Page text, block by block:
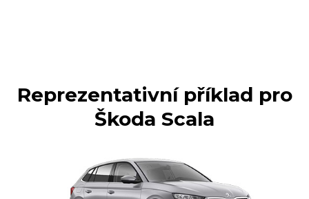
Reprezentativní příklad pro
Škoda Scala